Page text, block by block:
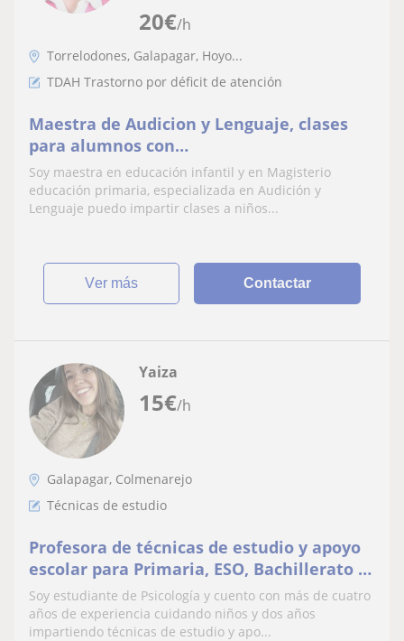
20€/h
Torrelodones, Galapagar, Hoyo...
TDAH Trastorno por déficit de atención
Maestra de Audicion y Lenguaje, clases
para alumnos con
dislexia,discalculia,TDAH,TDA,Retraso del
lenguaje,otras necesidades
Soy maestra en educación infantil y en Magisterio
educación primaria, especializada en Audición y
Lenguaje puedo impartir clases a niños...
ver más Contactar
15€/h
Yaiza
Galapagar, Colmenarejo
Técnicas de estudio
Profesora de técnicas de estudio y apoyo
escolar para Primaria, ESO, Bachillerato y
Psicología en Madrid. Experiencia de 2
años
Soy estudiante de Psicología y cuento con más de cuatro
años de experiencia cuidando niños y dos años
impartiendo técnicas de estudio y apo...